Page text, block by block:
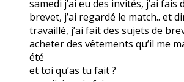
samedi j’ai eu des invités, j’ai fais
brevet, j’ai regardé le match.. et
travaillé, j’ai fait des sujets de
acheter des vêtements qu’il me
été
et toi qu’as tu fait ?